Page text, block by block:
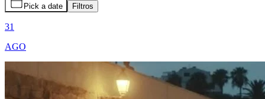
Pick a date Filtros
31
AGO